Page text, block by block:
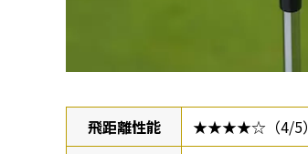
飛距離性能
★★★★☆（4/5）